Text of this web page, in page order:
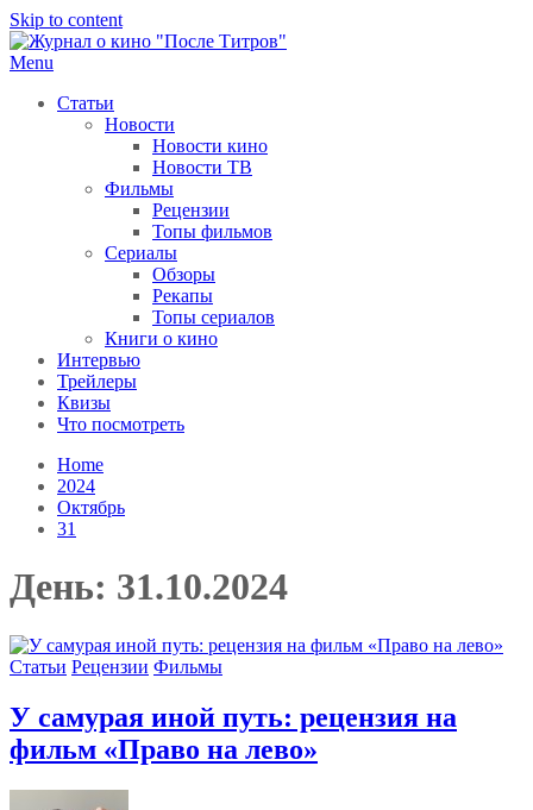
Skip to content
Menu
Статьи
Новости
Новости кино
Новости ТВ
Фильмы
Рецензии
Топы фильмов
Сериалы
Обзоры
Рекапы
Топы сериалов
Книги о кино
Интервью
Трейлеры
Квизы
Что посмотреть
Home
2024
Октябрь
31
День: 31.10.2024
Статьи Рецензии Фильмы
У самурая иной путь: рецензия на
фильм «Право на лево»